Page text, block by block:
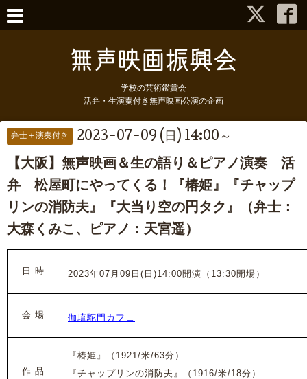
学校の芸術鑑賞会
活弁・生演奏付き無声映画公演の企画
弁士＋演奏付き 2023-07-09 (日) 14:00～
【大阪】無声映画＆生の語り＆ピアノ演奏 活
弁 松屋町にやってくる！『椿姫』『チャップ
リンの消防夫』『大当り空の円タク』（弁士：
大森くみこ、ピアノ：天宮遥）
日 時 2023年07月09日(日)14:00開演（13:30開場）
会 場 伽琉駝門カフェ
作 品
『椿姫』（1921/米/63分）
『チャップリンの消防夫』（1916/米/18分）